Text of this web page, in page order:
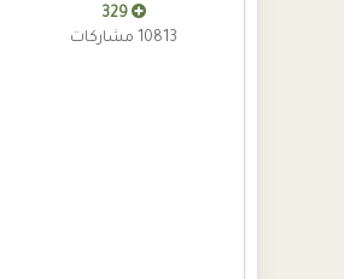
329
10813 مشاركات